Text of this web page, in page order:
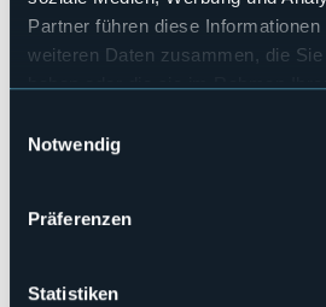
Partner führen diese
weiteren Daten zusammen, die
haben oder die sie im Rahmen
Notwendig
Präferenzen
Statistiken
Telefon
+39 0323 800935
E-mail
Webseite
28802 - Mergozzo (VB)